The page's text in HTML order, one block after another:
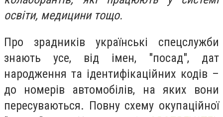
освіти, медицини тощо.
Про зрадників українські спецслужби
знають усе, від імен, "посад", дат
народження та ідентифікаційних кодів –
до номерів автомобілів, на яких вони
пересуваються. Повну схему окупаційної